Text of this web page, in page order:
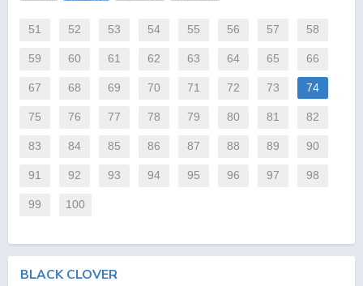
51 52 53 54 55 56 57 58
59 60 61 62 63 64 65 66
67 68 69 70 71 72 73 74
75 76 77 78 79 80 81 82
83 84 85 86 87 88 89 90
91 92 93 94 95 96 97 98
99 100
BLACK CLOVER